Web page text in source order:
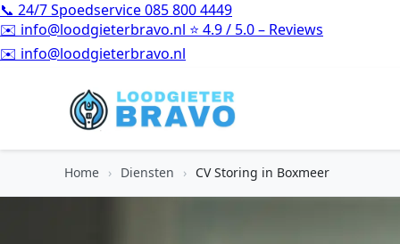
📞 24/7 Spoedservice085 800 4449
✉️ info@loodgieterbravo.nl ⭐ 4.9 / 5.0 – Reviews
⭐4.9 / 5.0 – Reviews
Home › Diensten › CV Storing in Boxmeer